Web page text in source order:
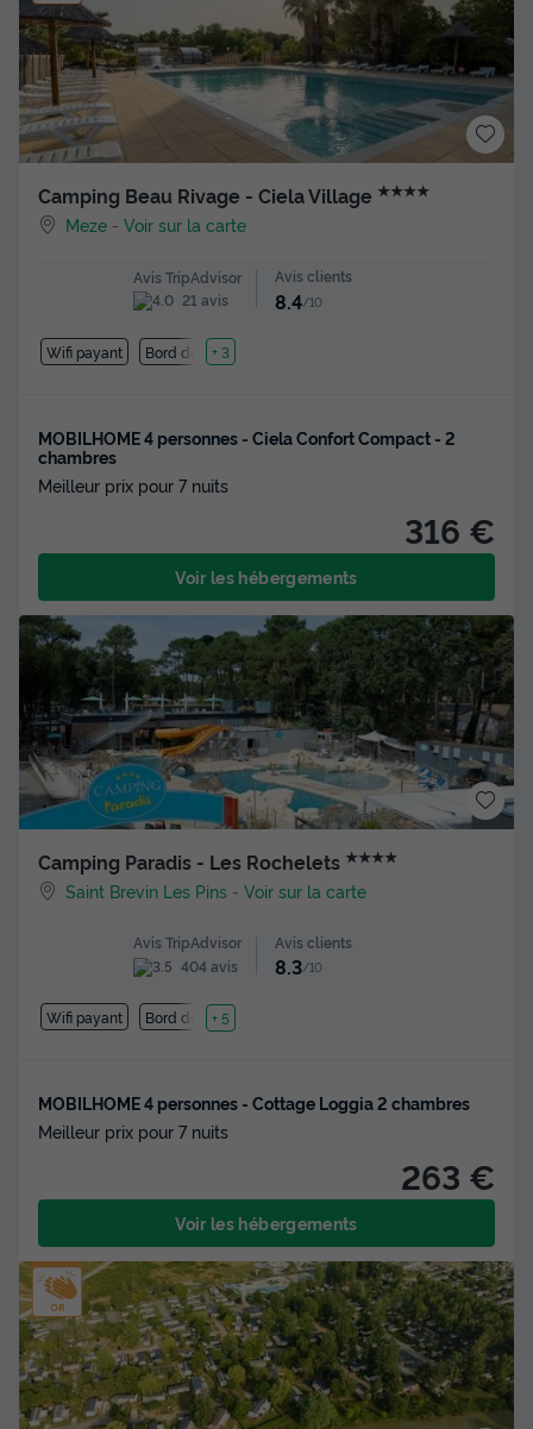
Camping Beau Rivage - Ciela Village ★★★★
Meze -Voir sur la carte
Avis TripAdvisor
21 avis
Avis clients
8.4/10
Wifi payant Bord de mer
+ 3
MOBILHOME 4 personnes - Ciela Confort Compact - 2
chambres
Meilleur prix pour 7 nuits
316 €
Voir les hébergements
Camping Paradis - Les Rochelets ★★★★
Saint Brevin Les Pins -Voir sur la carte
Avis TripAdvisor
404 avis
Avis clients
8.3/10
Wifi payant Bord de mer
+ 5
MOBILHOME 4 personnes - Cottage Loggia 2 chambres
Meilleur prix pour 7 nuits
263 €
Voir les hébergements